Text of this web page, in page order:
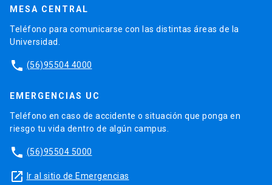
MESA CENTRAL
Teléfono para comunicarse con las distintas áreas de la
Universidad.
phone (56)95504 4000
EMERGENCIAS UC
Teléfono en caso de accidente o situación que ponga en
riesgo tu vida dentro de algún campus.
phone (56)95504 5000
launch Ir al sitio de Emergencias